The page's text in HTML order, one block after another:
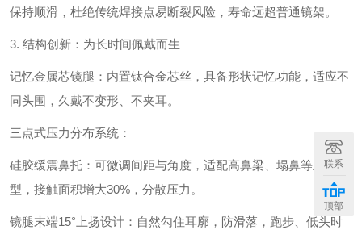
保持顺滑‌，杜绝传统焊接点易断裂风险，寿命远超普通镜架。
3. ‌结构创新：为长时间佩戴而生‌
记忆金属芯镜腿‌：内置‌钛合金芯丝‌，具备形状记忆功能，适应不
同头围，久戴不变形、不夹耳。
三点式压力分布系统‌：
硅胶缓震鼻托‌：可微调间距与角度，适配高鼻梁、塌鼻等亚洲鼻
型，接触面积增大30%，分散压力。
镜腿末端15°上扬设计‌：自然勾住耳廓，防滑落，跑步、低头时
联系
顶部